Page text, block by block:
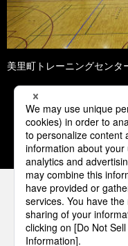
美里町トレーニングセンタ
1 2
パナソニック